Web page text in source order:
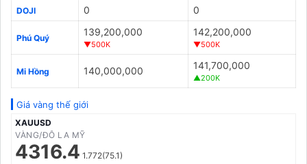
DOJI 0 0
Phú Quý
139,200,000
▼500K
142,200,000
▼500K
Mi Hồng 140,000,000 141,700,000
▲200K
Giá vàng thế giới
XAUUSD
VÀNG/ĐÔ LA MỸ
4316.4 1.772(75.1)